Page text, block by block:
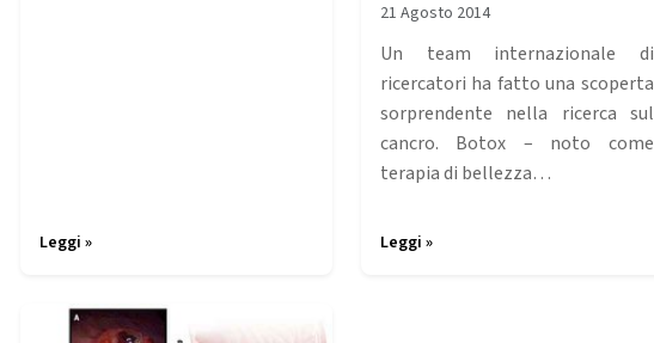
Leggi »
21 Agosto 2014
Un team internazionale di
ricercatori ha fatto una scoperta
sorprendente nella ricerca sul
cancro. Botox – noto come
terapia di bellezza…
Leggi »